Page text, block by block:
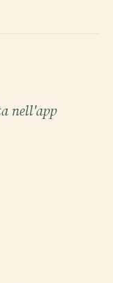
nell'app